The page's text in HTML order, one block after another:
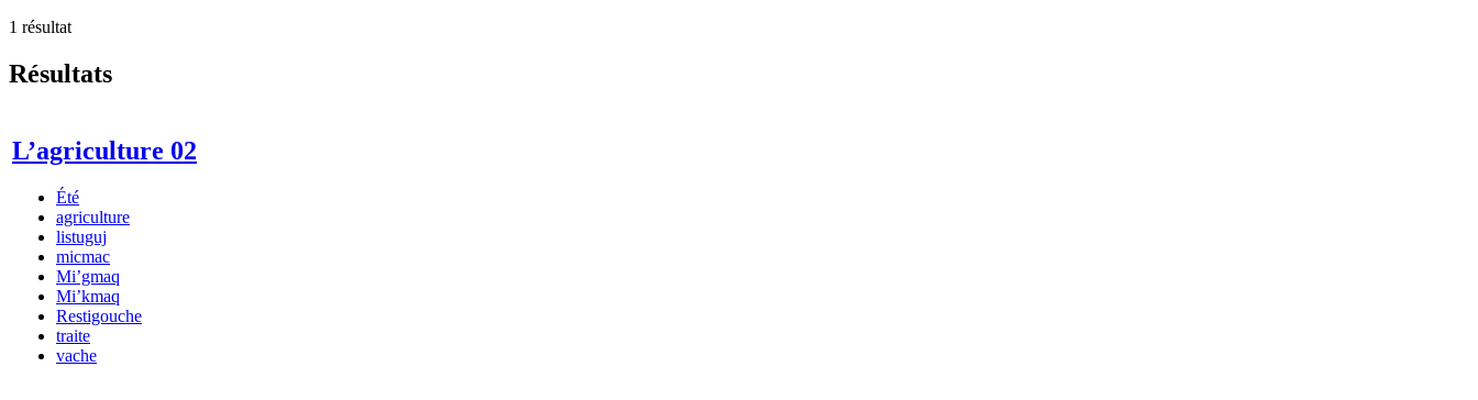
1 résultat
Résultats
L’agriculture 02
Été
agriculture
listuguj
micmac
Mi’gmaq
Mi’kmaq
Restigouche
traite
vache